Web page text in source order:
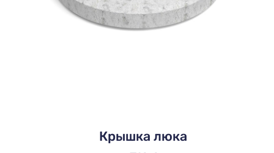
Крышка люка